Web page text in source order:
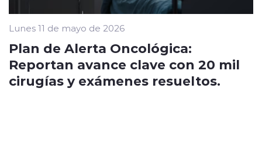
Lunes 11 de mayo de 2026
Plan de Alerta Oncológica:
Reportan avance clave con 20 mil
cirugías y exámenes resueltos.